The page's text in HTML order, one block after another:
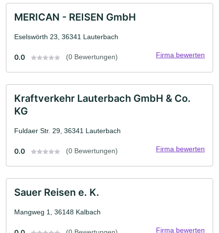
MERICAN - REISEN GmbH
Eselswörth 23, 36341 Lauterbach
0.0 (0 Bewertungen) Firma bewerten
Kraftverkehr Lauterbach GmbH & Co.
KG
Fuldaer Str. 29, 36341 Lauterbach
0.0 (0 Bewertungen) Firma bewerten
Sauer Reisen e. K.
Mangweg 1, 36148 Kalbach
Firma bewerten